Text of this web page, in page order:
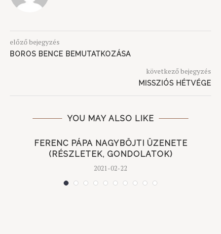
előző bejegyzés
BOROS BENCE BEMUTATKOZÁSA
következő bejegyzés
MISSZIÓS HÉTVÉGE
YOU MAY ALSO LIKE
FERENC PÁPA NAGYBÖJTI ÜZENETE
(RÉSZLETEK, GONDOLATOK)
2021-02-22